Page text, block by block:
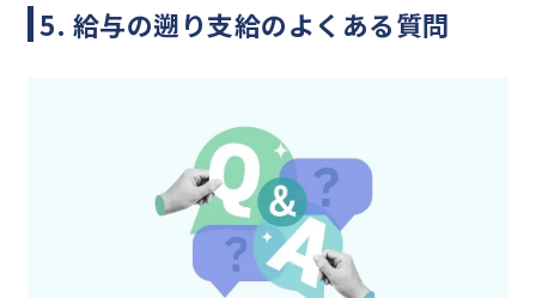
5. 給与の遡り支給のよくある質問